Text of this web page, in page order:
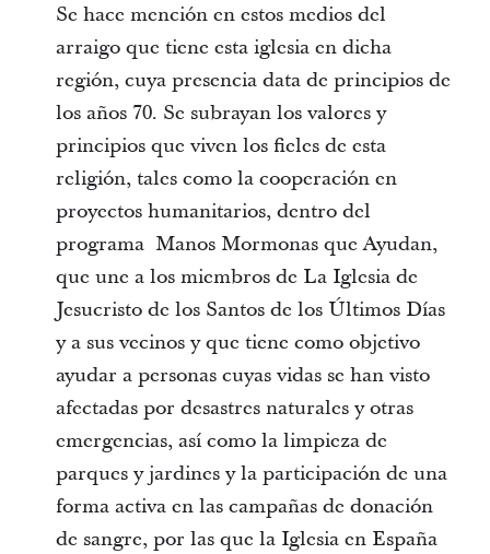
Se hace mención en estos medios del
arraigo que tiene esta iglesia en dicha
región, cuya presencia data de principios de
los años 70. Se subrayan los valores y
principios que viven los fieles de esta
religión, tales como la cooperación en
proyectos humanitarios, dentro del
programa Manos Mormonas que Ayudan,
que une a los miembros de La Iglesia de
Jesucristo de los Santos de los Últimos Días
y a sus vecinos y que tiene como objetivo
ayudar a personas cuyas vidas se han visto
afectadas por desastres naturales y otras
emergencias, así como la limpieza de
parques y jardines y la participación de una
forma activa en las campañas de donación
de sangre, por las que la Iglesia en España